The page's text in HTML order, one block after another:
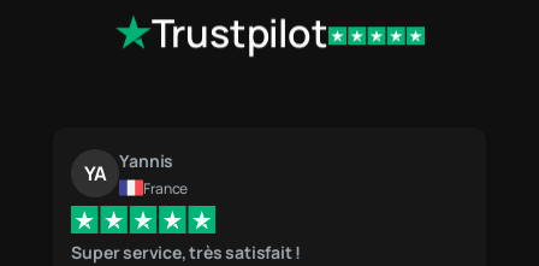
Trustpilot
Yannis
France
Super service, très satisfait !